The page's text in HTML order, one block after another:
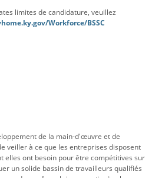
limites de candidature, veuillez
Workforce/BSSC
de la main-d'œuvre et de
veiller à ce que les entreprises disposent
ont besoin pour être compétitives sur
un solide bassin de travailleurs qualifiés